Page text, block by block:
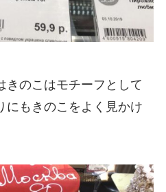
のこはモチーフとして
にもきのこをよく見かけ